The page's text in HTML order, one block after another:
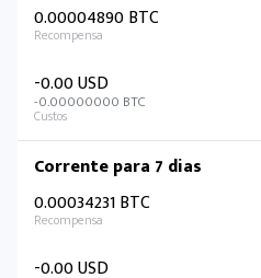
0.00004890 BTC
-0.00 USD
-0.00000000 BTC
Corrente para 7 dias
0.00034231 BTC
-0.00 USD